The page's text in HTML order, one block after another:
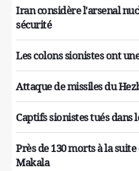
Iran considère l'arsenal
sécurité
Les colons sionistes ont
Attaque de missiles du
Captifs sionistes tués dans
Près de 130 morts à la
Makala